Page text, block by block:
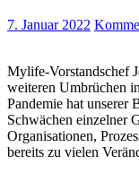
7. Januar 2022
Mylife-Vorstandschef
weiteren Umbrüchen
Pandemie hat unserer
Schwächen einzelner
Organisationen,
bereits zu vielen